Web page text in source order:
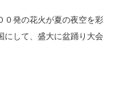
０発の花火が夏の夜空を彩
にして、盛大に盆踊り大会